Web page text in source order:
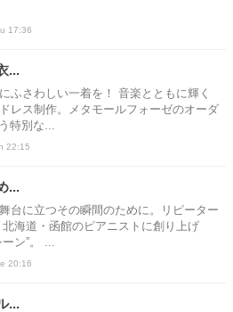
17:36
...
ふさわしい一着を！ 音楽とともに輝く
レス制作。メタモールフォーゼのオーダ
特別な...
22:15
...
台に立つその瞬間のために。リピーター
海道・函館のピアニストに創り上げ
ン”。 ...
20:16
...